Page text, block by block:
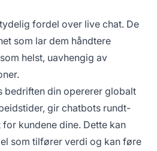
fordel over live chat. De
som lar dem håndtere
helst, uavhengig av
bedriften din opererer globalt
gir chatbots rundt-
kundene dine. Dette kan
som tilfører verdi og kan føre